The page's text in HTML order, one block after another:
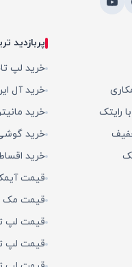
رایتک
پربازدید
خرید لپ
خرید آل
خرید
خرید
خرید
قیمت
قیمت مک
قیمت لپ
قیمت لپ